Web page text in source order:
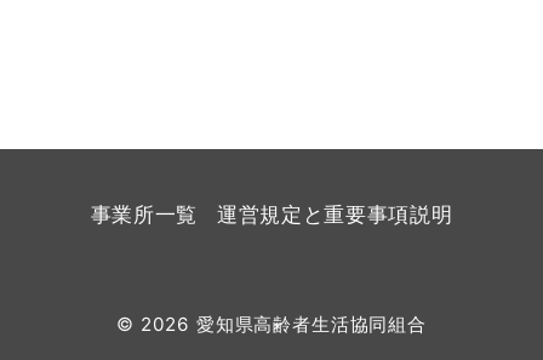
事業所一覧 運営規定と重要事項説明
© 2026 愛知県高齢者生活協同組合